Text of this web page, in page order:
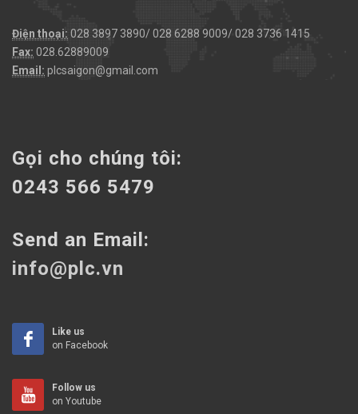
Điện thoại: 028 3897 3890/ 028 6288 9009/ 028 3736 1415
Fax: 028.62889009
Email: plcsaigon@gmail.com
Gọi cho chúng tôi:
0243 566 5479
Send an Email:
info@plc.vn
Like us
on Facebook
Follow us
on Youtube